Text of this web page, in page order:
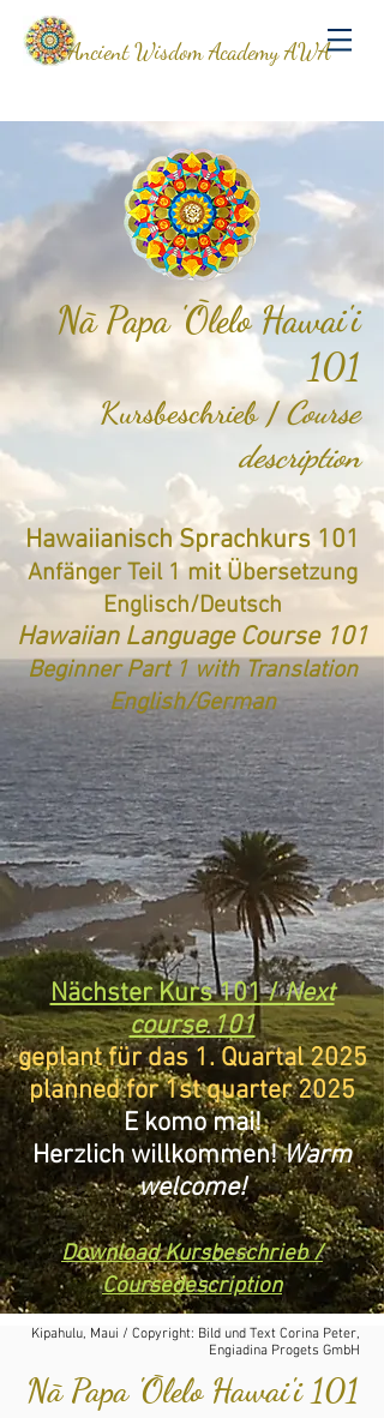
Ancient Wisdom Academy AWA
Nā Papa 'Ōlelo Hawai'i
101
Kursbeschrieb /Course
description
Hawaiianisch Sprachkurs 101
Anfänger Teil 1 mit Übersetzung
Englisch/Deutsch
Hawaiian Language Course 101
Beginner Part 1 with Translation
English/German
Nächster Kurs 101 /Next
course 101
geplant für das 1. Quartal 2025
planned for 1st quarter 2025
E komo mai!
Herzlich willkommen!Warm
welcome!
Download Kursbeschrieb /
Coursedescription
Kipahulu, Maui / Copyright: Bild und Text Corina Peter,
Engiadina Progets GmbH
Nā Papa 'Ōlelo Hawai'i 101